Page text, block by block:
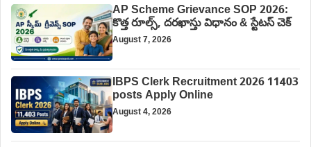
AP Scheme Grievance SOP 2026:
కొత్త రూల్స్, దరఖాస్తు విధానం & స్టేటస్ చెక్
August 7, 2026
IBPS Clerk Recruitment 2026 11403
posts Apply Online
August 4, 2026